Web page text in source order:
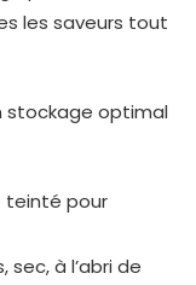
les saveurs tout
stockage optimal
teinté pour
à l’abri de